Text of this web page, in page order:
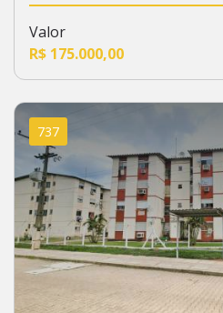
Valor
R$ 175.000,00
737